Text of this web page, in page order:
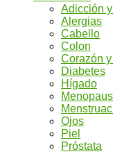
Adicción
Alergias
Cabello
Colon
Corazón
Diabetes
Hígado
Ojos
Piel
Próstata